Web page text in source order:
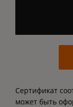
Сертификат
может быть